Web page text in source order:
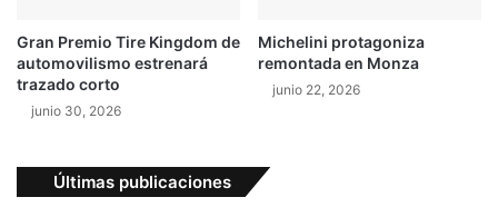
Gran Premio Tire Kingdom de
automovilismo estrenará
trazado corto
junio 30, 2026
Michelini protagoniza
remontada en Monza
junio 22, 2026
Últimas publicaciones